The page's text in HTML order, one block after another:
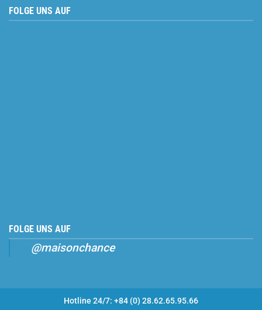
FOLGE UNS AUF
FOLGE UNS AUF
@maisonchance
Hotline 24/7: +84 (0) 28.62.65.95.66